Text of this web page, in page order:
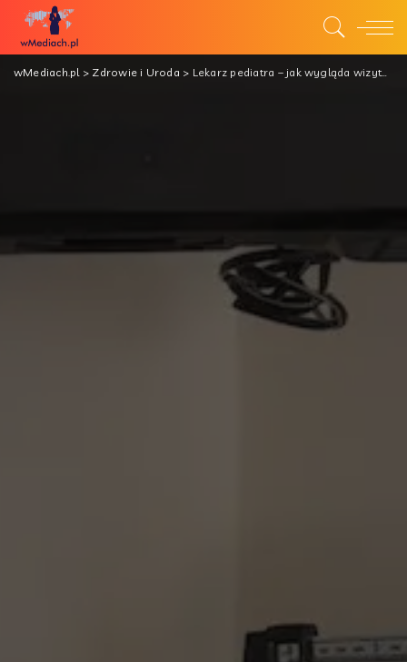
wMediach.pl> Zdrowie i Uroda > Lekarz pediatra – jak wygląda wizyta w jego gabinecie?